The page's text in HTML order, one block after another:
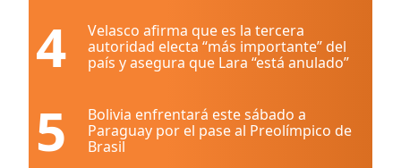
4
Velasco afirma que es la tercera
autoridad electa “más importante” del
país y asegura que Lara “está anulado”
5
Bolivia enfrentará este sábado a
Paraguay por el pase al Preolímpico de
Brasil